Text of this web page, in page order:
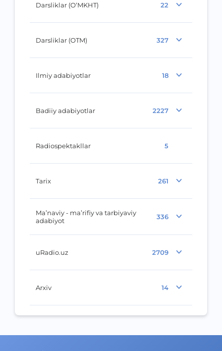
Darsliklar (O‘MKHT) 22
Darsliklar (OTM) 327
Ilmiy adabiyotlar 18
Badiiy adabiyotlar 2227
Radiospektakllar 5
Tarix 261
Ma’naviy - ma’rifiy va tarbiyaviy
adabiyot
336
uRadio.uz 2709
Arxiv 14